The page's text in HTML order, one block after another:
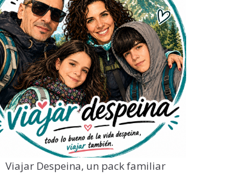
Viajar Despeina, un pack familiar